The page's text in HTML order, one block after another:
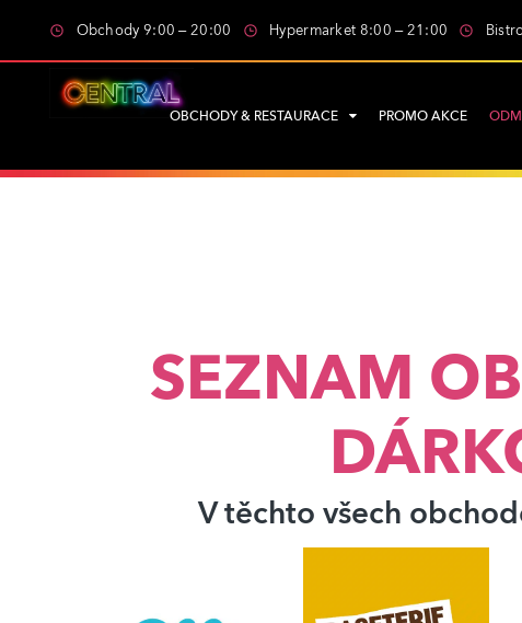
Obchody 9:00 – 20:00 Hypermarket 8:00 – 21:00
OBCHODY & RESTAURACE PROMO AKCE
SEZNAM
V těchto všech